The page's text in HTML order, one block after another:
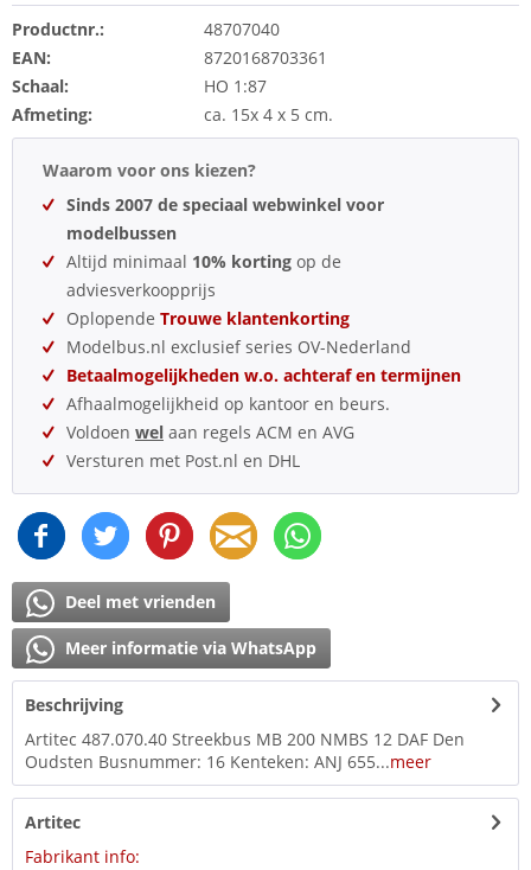
Productnr.:
48707040
EAN:
8720168703361
Schaal:
HO 1:87
Afmeting:
ca. 15x 4 x 5 cm.
Waarom voor ons kiezen?
Sinds 2007 de speciaal webwinkel voor
modelbussen
Altijd minimaal 10% korting op de
adviesverkoopprijs
Oplopende Trouwe klantenkorting
Modelbus.nl exclusief series OV-Nederland
Betaalmogelijkheden w.o. achteraf en termijnen
Afhaalmogelijkheid op kantoor en beurs.
Voldoen wel aan regels ACM en AVG
Versturen met Post.nl en DHL
Deel met vrienden
Meer informatie via WhatsApp
Beschrijving
Artitec 487.070.40 Streekbus MB 200 NMBS 12 DAF Den
Oudsten Busnummer: 16 Kenteken: ANJ 655...meer
Artitec
Fabrikant info: